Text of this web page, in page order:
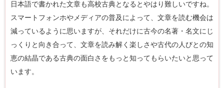
日本語で書かれた文章も高校古典となるとやはり難しいですね。
スマートフォンホやメディアの普及によって、文章を読む機会は
減っているように思いますが、それだけに古今の名著・名文にじ
っくりと向き合って、文章を読み解く楽しさや古代の人びとの知
恵の結晶である古典の面白さをもっと知ってもらいたいと思って
います。